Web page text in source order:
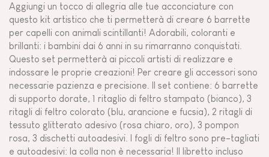
Aggiungi un tocco di allegria alle tue acconciature con
questo kit artistico che ti permetterà di creare 6 barrette
per capelli con animali scintillanti! Adorabili, coloranti e
brillanti: i bambini dai 6 anni in su rimarranno conquistati.
Questo set permetterà ai piccoli artisti di realizzare e
indossare le proprie creazioni! Per creare gli accessori sono
necessarie pazienza e precisione. Il set contiene: 6 barrette
di supporto dorate, 1 ritaglio di feltro stampato (bianco), 3
ritagli di feltro colorato (blu, arancione e fucsia), 2 ritagli di
tessuto glitterato adesivo (rosa chiaro, oro), 3 pompon
rosa, 3 dischetti autoadesivi. I fogli di feltro sono pre-tagliati
e autoadesivi: la colla non è necessaria! Il libretto incluso